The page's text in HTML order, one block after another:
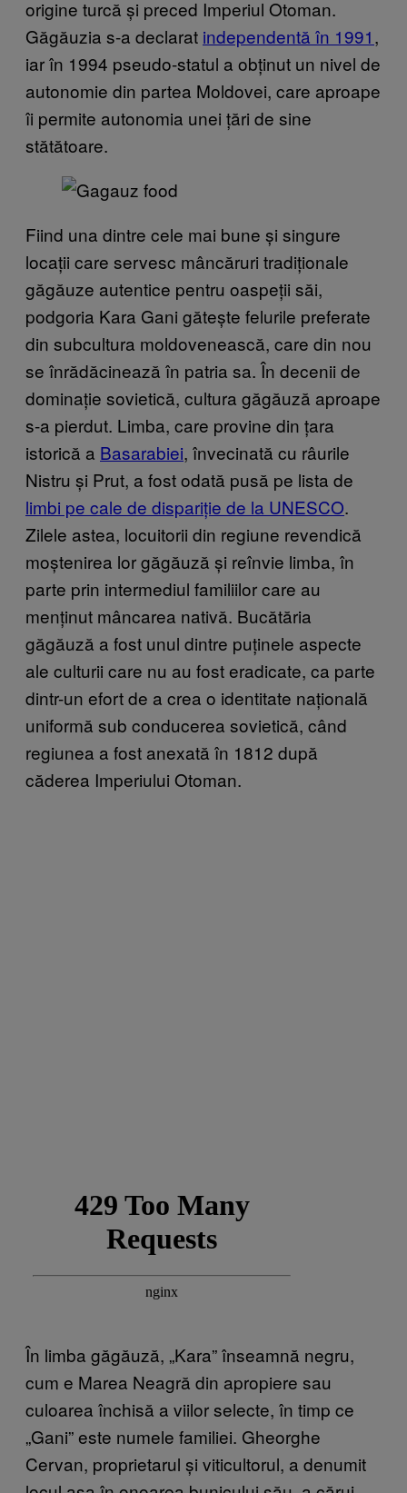
origine turcă și preced Imperiul Otoman.
Găgăuzia s-a declarat independentă în 1991,
iar în 1994 pseudo-statul a obținut un nivel de
autonomie din partea Moldovei, care aproape
îi permite autonomia unei țări de sine
stătătoare.
Fiind una dintre cele mai bune și singure
locații care servesc mâncăruri tradiționale
găgăuze autentice pentru oaspeții săi,
podgoria Kara Gani gătește felurile preferate
din subcultura moldovenească, care din nou
se înrădăcinează în patria sa. În decenii de
dominație sovietică, cultura găgăuză aproape
s-a pierdut. Limba, care provine din țara
istorică a Basarabiei, învecinată cu râurile
Nistru și Prut, a fost odată pusă pe lista de
limbi pe cale de dispariție de la UNESCO.
Zilele astea, locuitorii din regiune revendică
moștenirea lor găgăuză și reînvie limba, în
parte prin intermediul familiilor care au
menținut mâncarea nativă. Bucătăria
găgăuză a fost unul dintre puținele aspecte
ale culturii care nu au fost eradicate, ca parte
dintr-un efort de a crea o identitate națională
uniformă sub conducerea sovietică, când
regiunea a fost anexată în 1812 după
căderea Imperiului Otoman.
În limba găgăuză, „Kara” înseamnă negru,
cum e Marea Neagră din apropiere sau
culoarea închisă a viilor selecte, în timp ce
„Gani” este numele familiei. Gheorghe
Cervan, proprietarul și viticultorul, a denumit